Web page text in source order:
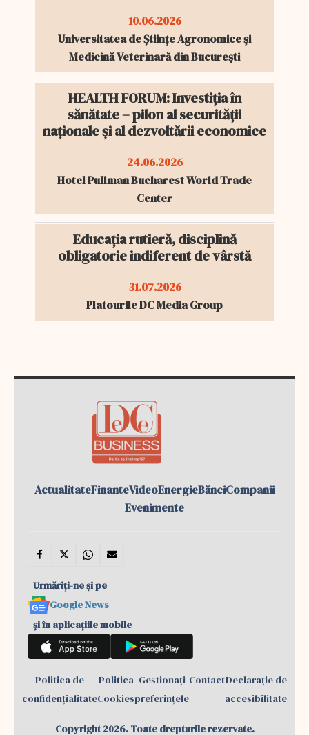
10.06.2026
Universitatea de Științe Agronomice și
Medicină Veterinară din București
HEALTH FORUM: Investiția în
sănătate – pilon al securității
naționale și al dezvoltării economice
24.06.2026
Hotel Pullman Bucharest World Trade
Center
Educația rutieră, disciplină
obligatorie indiferent de vârstă
31.07.2026
Platourile DC Media Group
ActualitateFinanteVideoEnergieBănciCompanii
Evenimente
Urmăriți-ne și pe
Google News
și în aplicațiile mobile
Politica de
confidențialitate
Politica
Cookies
Gestionați
preferințele
ContactDeclarație de
accesibilitate
Copyright 2026. Toate drepturile rezervate.